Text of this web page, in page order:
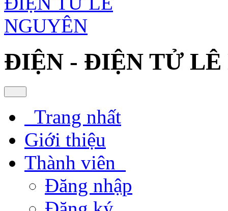
ĐIỆN - ĐIỆN TỬ LÊ
Trang nhất
Giới thiệu
Thành viên
Đăng nhập